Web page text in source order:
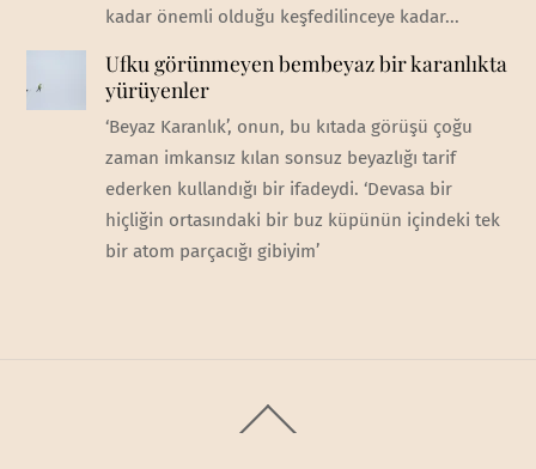
kadar önemli olduğu keşfedilinceye kadar...
Ufku görünmeyen bembeyaz bir karanlıkta
yürüyenler
‘Beyaz Karanlık’, onun, bu kıtada görüşü çoğu
zaman imkansız kılan sonsuz beyazlığı tarif
ederken kullandığı bir ifadeydi. ‘Devasa bir
hiçliğin ortasındaki bir buz küpünün içindeki tek
bir atom parçacığı gibiyim’
To